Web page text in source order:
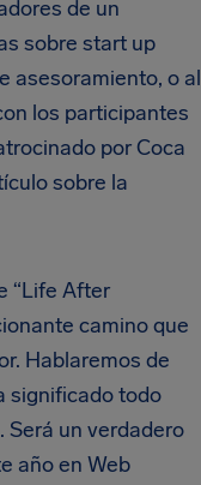
de un
sobre start up
asesoramiento, o al
los participantes
por Coca
sobre la
“Life After
camino que
Hablaremos de
significado todo
un verdadero
año en Web